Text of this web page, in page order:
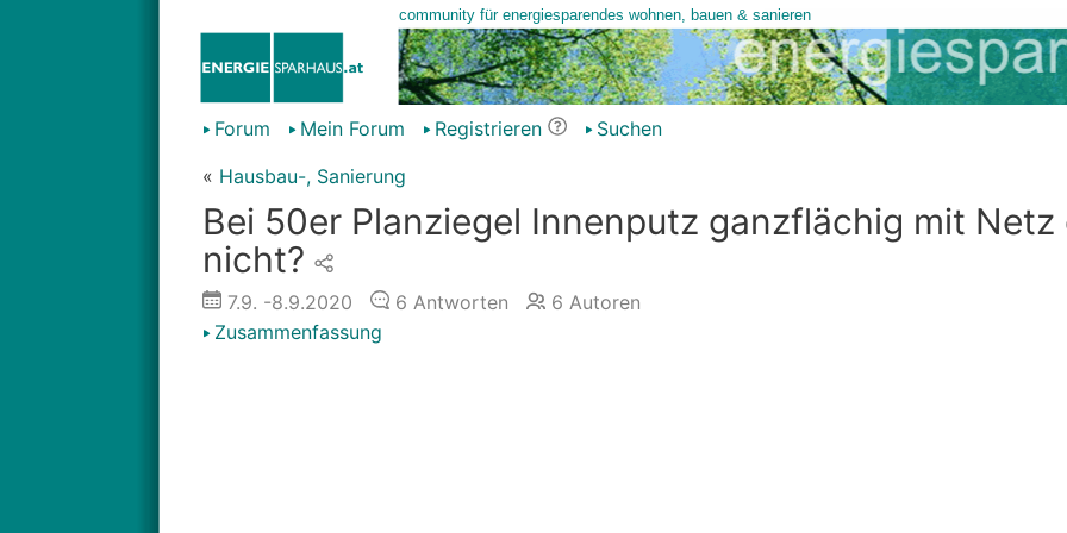
Forum Mein Forum Registrieren
Suchen
« Hausbau-, Sanierung
Bei 50er Planziegel Innenputz ganzflächig mit Netz
nicht?
7.9. -8.9.2020 6 Antworten 6 Autoren
Zusammenfassung